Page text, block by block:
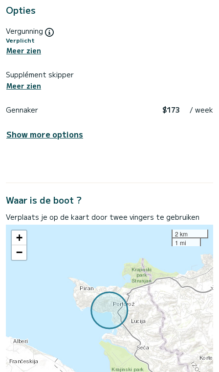
Opties
Vergunning
Verplicht
Meer zien
Supplément skipper
Meer zien
Gennaker $173 / week
Show more options
Waar is de boot ?
Verplaats je op de kaart door twee vingers te gebruiken
+
−
2 km
1 mi